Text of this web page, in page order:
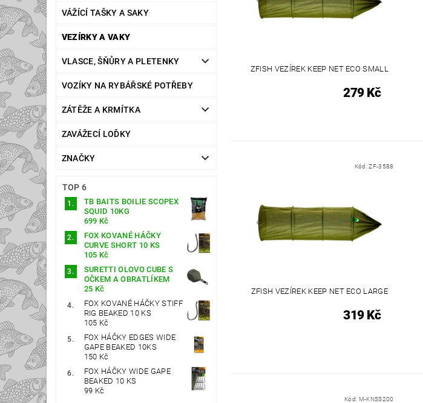
VÁŽÍCÍ TAŠKY A SAKY
VEZÍRKY A VAKY
VLASCE, ŠŇŮRY A PLETENKY
VOZÍKY NA RYBÁŘSKÉ POTŘEBY
ZÁTĚŽE A KRMÍTKA
ZAVÁŽECÍ LOĎKY
ZNAČKY
TOP 6
TB BAITS BOILIE SCOPEX
SQUID 10KG
699 Kč
FOX KOVANÉ HÁČKY
CURVE SHORT 10 KS
105 Kč
SURETTI OLOVO CUBE S
OČKEM A OBRATLÍKEM
25 Kč
FOX KOVANÉ HÁČKY STIFF
RIG BEAKED 10 KS
105 Kč
FOX HÁČKY EDGES WIDE
GAPE BEAKED 10KS
150 Kč
FOX HÁČKY WIDE GAPE
BEAKED 10 KS
99 Kč
ZFISH VEZÍREK KEEP NET ECO SMALL
279 Kč
Kód:ZF-3588
ZFISH VEZÍREK KEEP NET ECO LARGE
319 Kč
Kód: M-KNSS200